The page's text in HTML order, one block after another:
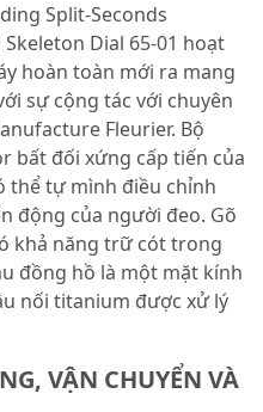
Split-Seconds
Dial 65-01 hoạt
hoàn toàn mới ra mang
sự cộng tác với chuyên
Fleurier. Bộ
bất đối xứng cấp tiến của
thể tự mình điều chỉnh
động của người đeo. Gõ
khả năng trữ cót trong
đồng hồ là một mặt kính
nối titanium được xử lý
VẬN CHUYỂN VÀ